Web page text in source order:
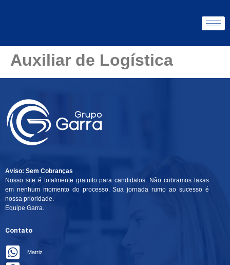
Auxiliar de Logística
Aviso: Sem Cobranças
Nosso site é totalmente gratuito para candidatos. Não cobramos taxas
em nenhum momento do processo. Sua jornada rumo ao sucesso é
nossa prioridade.
Equipe Garra.
Contato
Matriz